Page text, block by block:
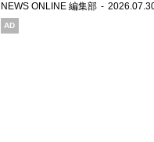
NEWS ONLINE 編集部